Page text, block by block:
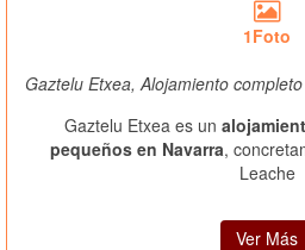
1Foto
Gaztelu Etxea, Alojamiento
Gaztelu Etxea es un
pequeños en Navarra,
Leache
Ver Más